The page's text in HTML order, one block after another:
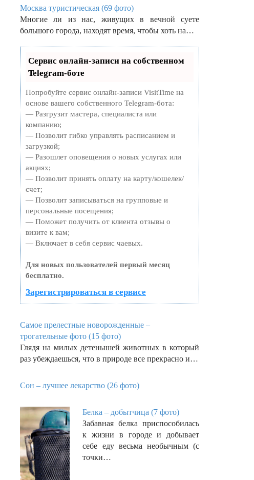
Москва туристическая (69 фото)
Многие ли из нас, живущих в вечной суете
большого города, находят время, чтобы хоть на…
Сервис онлайн-записи на собственном
Telegram-боте
Попробуйте сервис онлайн-записи VisitTime на
основе вашего собственного Telegram-бота:
— Разгрузит мастера, специалиста или
компанию;
— Позволит гибко управлять расписанием и
загрузкой;
— Разошлет оповещения о новых услугах или
акциях;
— Позволит принять оплату на карту/кошелек/
счет;
— Позволит записываться на групповые и
персональные посещения;
— Поможет получить от клиента отзывы о
визите к вам;
— Включает в себя сервис чаевых.
Для новых пользователей первый месяц
бесплатно.
Зарегистрироваться в сервисе
Самое прелестные новорожденные –
трогательные фото (15 фото)
Глядя на милых детенышей животных в который
раз убеждаешься, что в природе все прекрасно и…
Сон – лучшее лекарство (26 фото)
Белка – добытчица (7 фото)
Забавная белка приспособилась
к жизни в городе и добывает
себе еду весьма необычным (с
точки…